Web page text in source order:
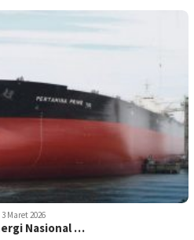
Maret 2026
Nasional …